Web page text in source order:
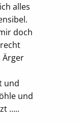
alles
doch
Ärger
und
und
…..